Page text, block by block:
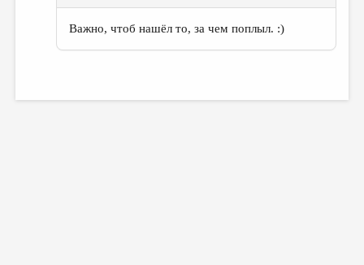
Важно, чтоб нашёл то, за чем поплыл. :)